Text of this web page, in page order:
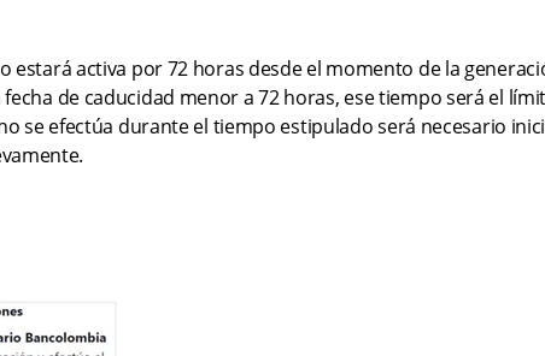
estará activa por 72 horas desde el momento de la
de caducidad menor a 72 horas, ese tiempo será el
se efectúa durante el tiempo estipulado será necesario